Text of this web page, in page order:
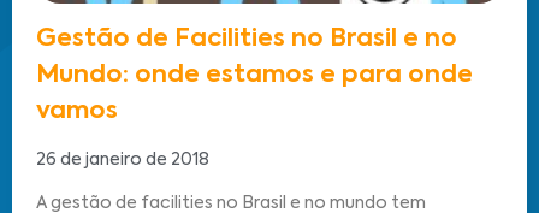
Gestão de Facilities no Brasil e no
Mundo: onde estamos e para onde
vamos
26 de janeiro de 2018
A gestão de facilities no Brasil e no mundo tem